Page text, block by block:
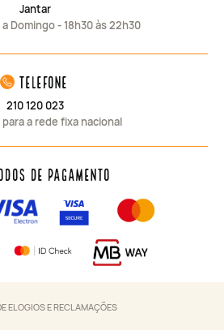
Jantar
Domingo - 18h30 às 22h30
telefone
210 120 023
a rede fixa nacional
de Pagamento
ELOGIOS E RECLAMAÇÕES